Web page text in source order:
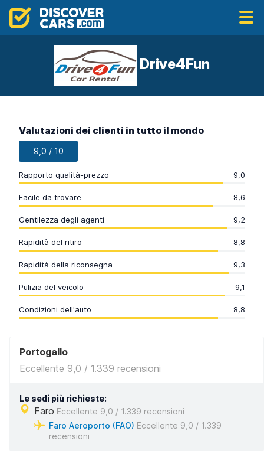
Drive4Fun
Valutazioni dei clienti in tutto il mondo
9,0 / 10
Rapporto qualità-prezzo 9,0
Facile da trovare 8,6
Gentilezza degli agenti 9,2
Rapidità del ritiro 8,8
Rapidità della riconsegna 9,3
Pulizia del veicolo 9,1
Condizioni dell'auto 8,8
Portogallo
Eccellente 9,0 / 1.339 recensioni
Le sedi più richieste:
Faro Eccellente 9,0 / 1.339 recensioni
Faro Aeroporto (FAO) Eccellente 9,0 / 1.339
recensioni